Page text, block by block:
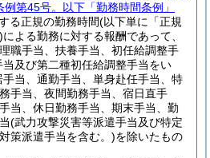
第45号。以下「勤務時間条例」
る正規の勤務時間(以下単に「正規
による勤務に対する報酬であって、
職手当、扶養手当、初任給調整手
及び第二種初任給調整手当をい
手当、通勤手当、単身赴任手当、特
手当、夜間勤務手当、宿日直手
当、休日勤務手当、期末手当、勤
(武力攻撃災害等派遣手当及び特定
策派遣手当を含む。)を除いたもの